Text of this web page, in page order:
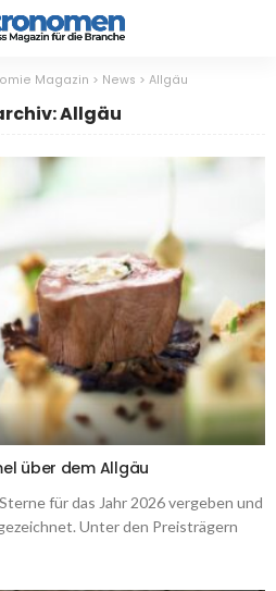
Magazin > News > Allgäu
Allgäu
über dem Allgäu
für das Jahr 2026 vergeben und
Unter den Preisträgern